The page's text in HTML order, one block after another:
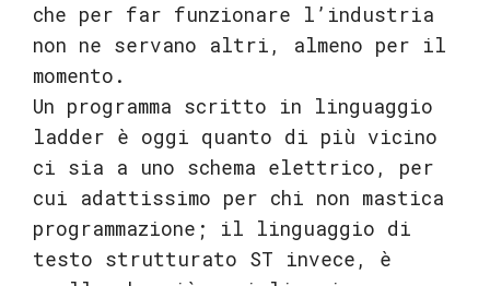
che per far funzionare l’industria
non ne servano altri, almeno per il
momento.
Un programma scritto in linguaggio
ladder è oggi quanto di più vicino
ci sia a uno schema elettrico, per
cui adattissimo per chi non mastica
programmazione; il linguaggio di
testo strutturato ST invece, è